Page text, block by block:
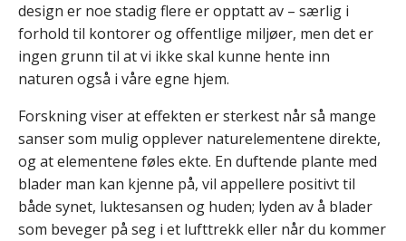
design er noe stadig flere er opptatt av – særlig i
forhold til kontorer og offentlige miljøer, men det er
ingen grunn til at vi ikke skal kunne hente inn
naturen også i våre egne hjem.
Forskning viser at effekten er sterkest når så mange
sanser som mulig opplever naturelementene direkte,
og at elementene føles ekte. En duftende plante med
blader man kan kjenne på, vil appellere positivt til
både synet, luktesansen og huden; lyden av å blader
som beveger på seg i et lufttrekk eller når du kommer